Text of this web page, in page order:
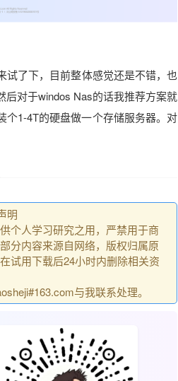
试了下，目前整体感觉还是不错，也
对于windos Nas的话我推荐方案就
个1-4T的硬盘做一个存储服务器。对
明
个人学习研究之用，严禁用于商
分内容来源自网络，版权归属原
试用下载后24小时内删除相关资
与我联系处理。